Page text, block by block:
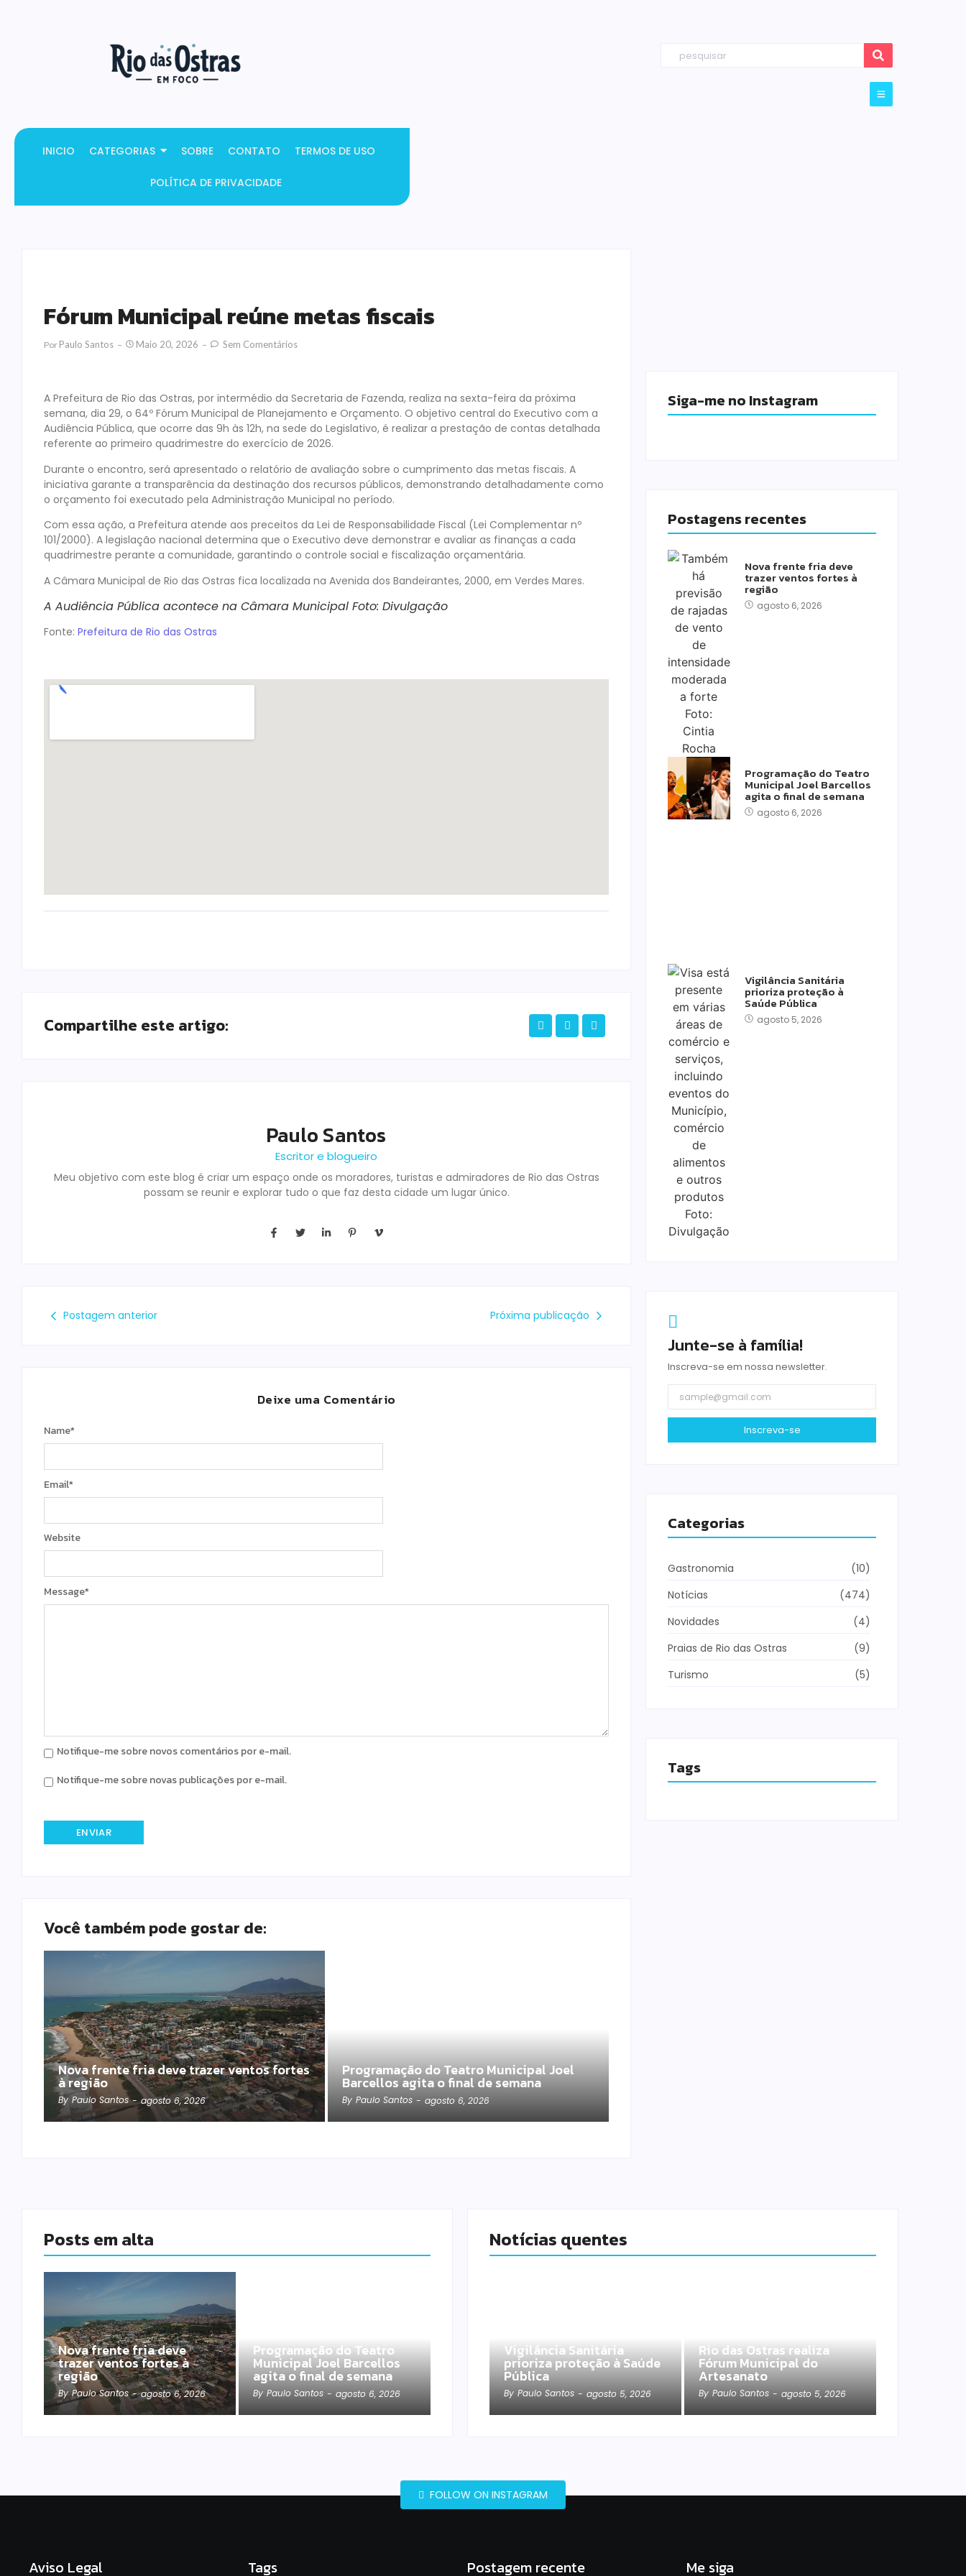
INICIO CATEGORIAS SOBRE CONTATO TERMOS DE USO
POLÍTICA DE PRIVACIDADE
Fórum Municipal reúne metas fiscais
Por Paulo Santos Maio 20, 2026 Sem Comentários
A Prefeitura de Rio das Ostras, por intermédio da Secretaria de Fazenda, realiza na sexta-feira da próxima
semana, dia 29, o 64º Fórum Municipal de Planejamento e Orçamento. O objetivo central do Executivo com a
Audiência Pública, que ocorre das 9h às 12h, na sede do Legislativo, é realizar a prestação de contas detalhada
referente ao primeiro quadrimestre do exercício de 2026.
Durante o encontro, será apresentado o relatório de avaliação sobre o cumprimento das metas fiscais. A
iniciativa garante a transparência da destinação dos recursos públicos, demonstrando detalhadamente como
o orçamento foi executado pela Administração Municipal no período.
Com essa ação, a Prefeitura atende aos preceitos da Lei de Responsabilidade Fiscal (Lei Complementar nº
101/2000). A legislação nacional determina que o Executivo deve demonstrar e avaliar as finanças a cada
quadrimestre perante a comunidade, garantindo o controle social e fiscalização orçamentária.
A Câmara Municipal de Rio das Ostras fica localizada na Avenida dos Bandeirantes, 2000, em Verdes Mares.
A Audiência Pública acontece na Câmara Municipal Foto: Divulgação
Fonte: Prefeitura de Rio das Ostras
Compartilhe este artigo:
Paulo Santos
Escritor e blogueiro
Meu objetivo com este blog é criar um espaço onde os moradores, turistas e admiradores de Rio das Ostras
possam se reunir e explorar tudo o que faz desta cidade um lugar único.
Postagem anterior Próxima publicação
Deixe uma Comentário
Message*
Name*
Email*
Website
Notifique-me sobre novos comentários por e-mail.
Notifique-me sobre novas publicações por e-mail.
Você também pode gostar de:
Nova frente fria deve trazer ventos fortes
à região
By Paulo Santos - agosto 6, 2026
Programação do Teatro Municipal Joel
Barcellos agita o final de semana
By Paulo Santos - agosto 6, 2026
Siga-me no Instagram
Postagens recentes
Nova frente fria deve
trazer ventos fortes à
região
agosto 6, 2026
Programação do Teatro
Municipal Joel Barcellos
agita o final de semana
agosto 6, 2026
Vigilância Sanitária
prioriza proteção à
Saúde Pública
agosto 5, 2026
Junte-se à família!
Inscreva-se em nossa newsletter.
Inscreva-se
Categorias
Gastronomia
(10)
Notícias
(474)
Novidades
(4)
Praias de Rio das Ostras
(9)
Turismo
(5)
Tags
Posts em alta
Nova frente fria deve
trazer ventos fortes à
região
By Paulo Santos - agosto 6, 2026
Programação do Teatro
Municipal Joel Barcellos
agita o final de semana
By Paulo Santos - agosto 6, 2026
Notícias quentes
Vigilância Sanitária
prioriza proteção à Saúde
Pública
By Paulo Santos - agosto 5, 2026
Rio das Ostras realiza
Fórum Municipal do
Artesanato
By Paulo Santos - agosto 5, 2026
FOLLOW ON INSTAGRAM
Aviso Legal Tags Postagem recente Me siga